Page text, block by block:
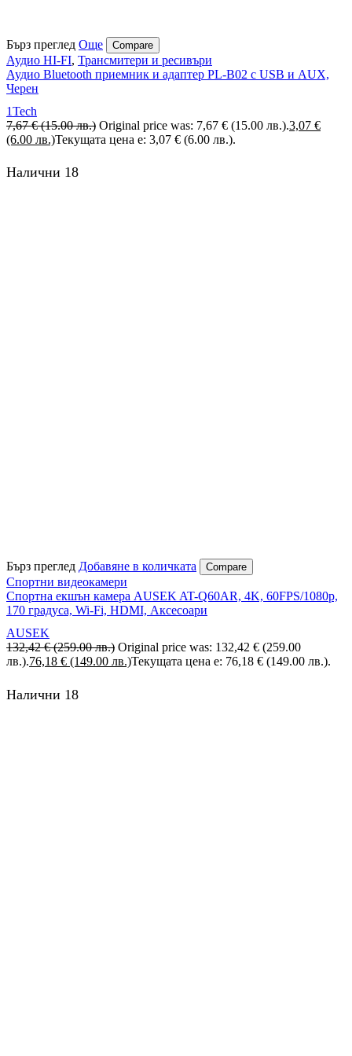
Бърз преглед Още Compare
Аудио HI-FI, Трансмитери и ресивъри
Аудио Bluetooth приемник и адаптер PL-B02 с USB и AUX,
Черен
1Tech
7,67€ (15.00 лв.) Original price was: 7,67 € (15.00 лв.).3,07 €
(6.00 лв.)Текущата цена е: 3,07 € (6.00 лв.).
Налични 18
Бърз преглед Добавяне в количката Compare
Спортни видеокамери
Спортна екшън камера AUSEK AT-Q60AR, 4K, 60FPS/1080p,
170 градуса, Wi-Fi, HDMI, Аксесоари
AUSEK
132,42€ (259.00 лв.) Original price was: 132,42 € (259.00
лв.).76,18 € (149.00 лв.)Текущата цена е: 76,18 € (149.00 лв.).
Налични 18